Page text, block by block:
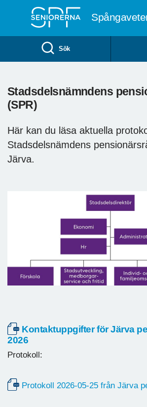
Sök
Stadsdelsnämndens
(SPR)
Här kan du läsa aktuella
Stadsdelsnämdens
Järva.
Kontaktuppgifter för Järva
2026
Protokoll:
Protokoll 2026-05-25 från Järva